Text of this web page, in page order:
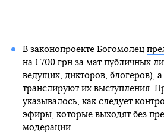
В законопроекте Богомолец
на 1 700 грн за мат публичных
ведущих, дикторов, блогеров),
транслируют их выступления.
указывалось, как следует
эфиры, которые выходят без
модерации.